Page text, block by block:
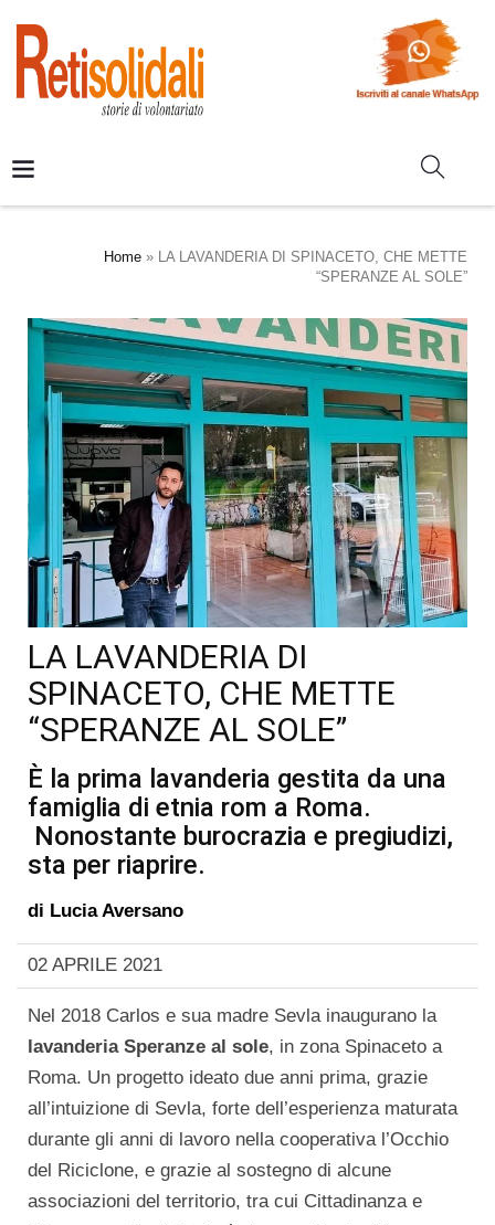
Home » LA LAVANDERIA DI SPINACETO, CHE METTE
“SPERANZE AL SOLE”
LA LAVANDERIA DI
SPINACETO, CHE METTE
“SPERANZE AL SOLE”
È la prima lavanderia gestita da una
famiglia di etnia rom a Roma.
Nonostante burocrazia e pregiudizi,
sta per riaprire.
di Lucia Aversano
02 APRILE 2021
Nel 2018 Carlos e sua madre Sevla inaugurano la
lavanderia Speranze al sole, in zona Spinaceto a
Roma. Un progetto ideato due anni prima, grazie
all’intuizione di Sevla, forte dell’esperienza maturata
durante gli anni di lavoro nella cooperativa l’Occhio
del Riciclone, e grazie al sostegno di alcune
associazioni del territorio, tra cui Cittadinanza e